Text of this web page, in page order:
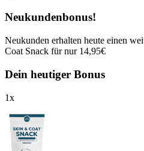
Neukundenbonus!
Neukunden erhalten heute einen
Coat Snack für nur 14,95€
Dein heutiger Bonus
1x